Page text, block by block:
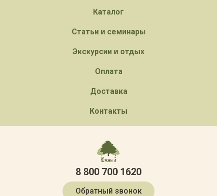
Каталог
Статьи и семинары
Экскурсии и отдых
Оплата
Доставка
Контакты
8 800 700 1620
Обратный звонок